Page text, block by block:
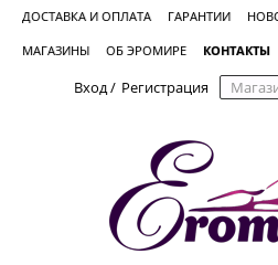
ДОСТАВКА И ОПЛАТА ГАРАНТИИ
МАГАЗИНЫ ОБ ЭРОМИРЕ КОНТАКТЫ
Вход/ Регистрация